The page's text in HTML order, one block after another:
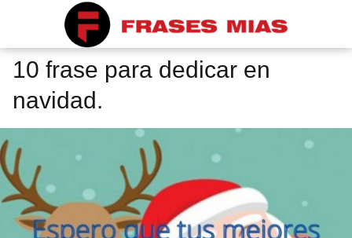
10 frase para dedicar en
navidad.